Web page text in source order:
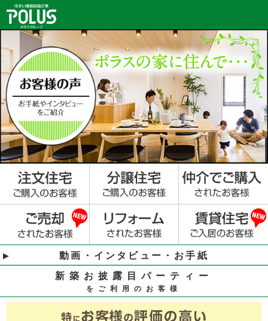
動画・インタビュー・お手紙
新築お披露目パーティー
をご利用のお客様